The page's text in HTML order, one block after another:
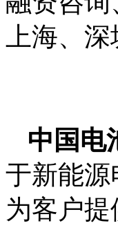
上海、
中国电
于新能源
为客户